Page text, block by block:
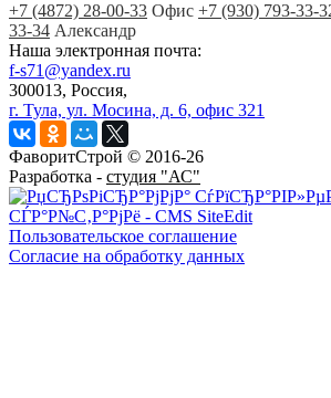
+7 (4872) 28-00-33 Офис +7 (930) 793-33-
33-34 Александр
Наша электронная почта:
f-s71@yandex.ru
300013, Россия,
г. Тула, ул. Мосина, д. 6, офис 321
ФаворитСтрой © 2016-26
Разработка - студия "АС"
Пользовательское соглашение
Согласие на обработку данных